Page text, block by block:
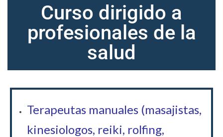
Curso dirigido a
profesionales de la
salud
Terapeutas manuales (masajistas,
kinesiologos, reiki, rolfing,